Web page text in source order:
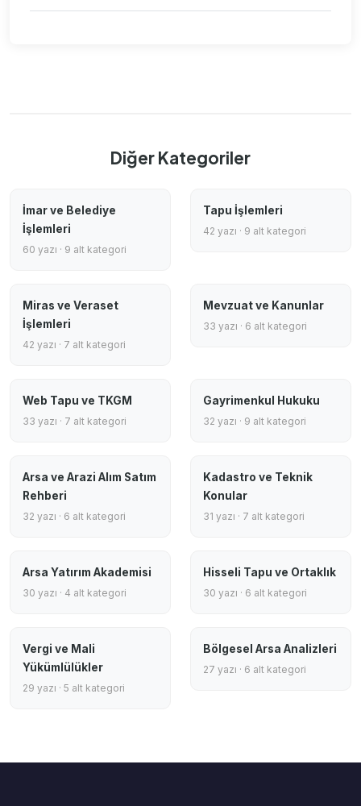
Diğer Kategoriler
İmar ve Belediye
İşlemleri
60 yazı · 9 alt kategori
Tapu İşlemleri
42 yazı · 9 alt kategori
Miras ve Veraset
İşlemleri
42 yazı · 7 alt kategori
Mevzuat ve Kanunlar
33 yazı · 6 alt kategori
Web Tapu ve TKGM
33 yazı · 7 alt kategori
Gayrimenkul Hukuku
32 yazı · 9 alt kategori
Arsa ve Arazi Alım Satım
Rehberi
32 yazı · 6 alt kategori
Kadastro ve Teknik
Konular
31 yazı · 7 alt kategori
Arsa Yatırım Akademisi
30 yazı · 4 alt kategori
Hisseli Tapu ve Ortaklık
30 yazı · 6 alt kategori
Vergi ve Mali
Yükümlülükler
29 yazı · 5 alt kategori
Bölgesel Arsa Analizleri
27 yazı · 6 alt kategori